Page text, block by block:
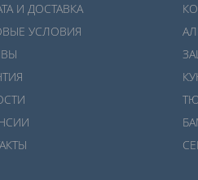
И ДОСТАВКА
УСЛОВИЯ